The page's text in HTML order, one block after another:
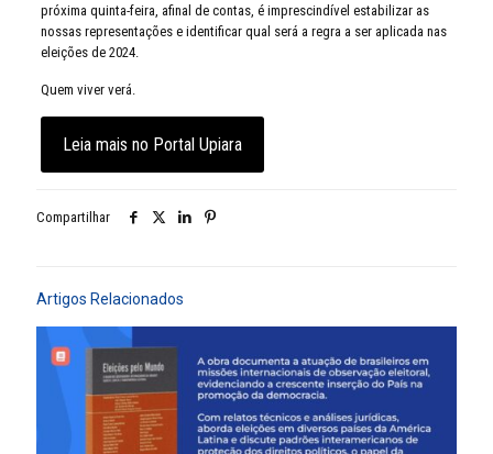
próxima quinta-feira, afinal de contas, é imprescindível estabilizar as
nossas representações e identificar qual será a regra a ser aplicada nas
eleições de 2024.
Quem viver verá.
Leia mais no Portal Upiara
Compartilhar
Artigos Relacionados